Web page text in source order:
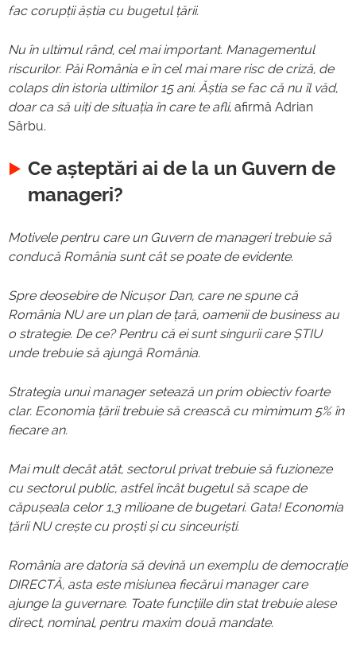
fac corupții ăștia cu bugetul țării.
Nu în ultimul rând, cel mai important. Managementul
riscurilor. Păi România e în cel mai mare risc de criză, de
colaps din istoria ultimilor 15 ani. Ăștia se fac că nu îl văd,
doar ca să uiți de situația în care te afli, afirmă Adrian
Sârbu.
Ce așteptări ai de la un Guvern de
manageri?
Motivele pentru care un Guvern de manageri trebuie să
conducă România sunt cât se poate de evidente.
Spre deosebire de Nicușor Dan, care ne spune că
România NU are un plan de țară, oamenii de business au
o strategie. De ce? Pentru că ei sunt singurii care ȘTIU
unde trebuie să ajungă România.
Strategia unui manager setează un prim obiectiv foarte
clar. Economia țării trebuie să crească cu mimimum 5% în
fiecare an.
Mai mult decât atât, sectorul privat trebuie să fuzioneze
cu sectorul public, astfel încât bugetul să scape de
căpușeala celor 1,3 milioane de bugetari. Gata! Economia
țării NU crește cu proști și cu sinceuriști.
România are datoria să devină un exemplu de democrație
DIRECTĂ, asta este misiunea fiecărui manager care
ajunge la guvernare. Toate funcțiile din stat trebuie alese
direct, nominal, pentru maxim două mandate.